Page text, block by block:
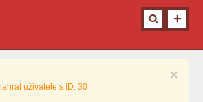
×
uživatele s ID: 30